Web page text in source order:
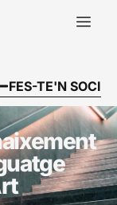
FES-TE'N SOCI